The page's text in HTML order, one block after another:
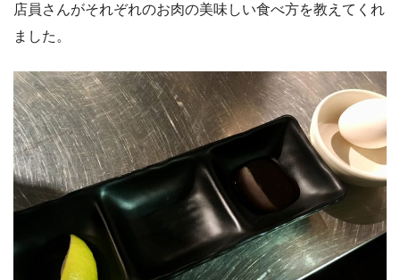
店員さんがそれぞれのお肉の美味しい食べ方を教えてくれ
ました。